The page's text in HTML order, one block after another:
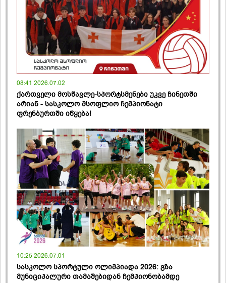
08:41 2026.07.02
ქართველი მოსწავლე-სპორტსმენები უკვე ჩინეთში
არიან - სასკოლო მსოფლიო ჩემპიონატი
ფრენბურთში იწყება!
10:25 2026.07.01
სასკოლო სპორტული ოლიმპიადა 2026: გზა
მუნიციპალური თამაშებიდან ჩემპიონობამდე